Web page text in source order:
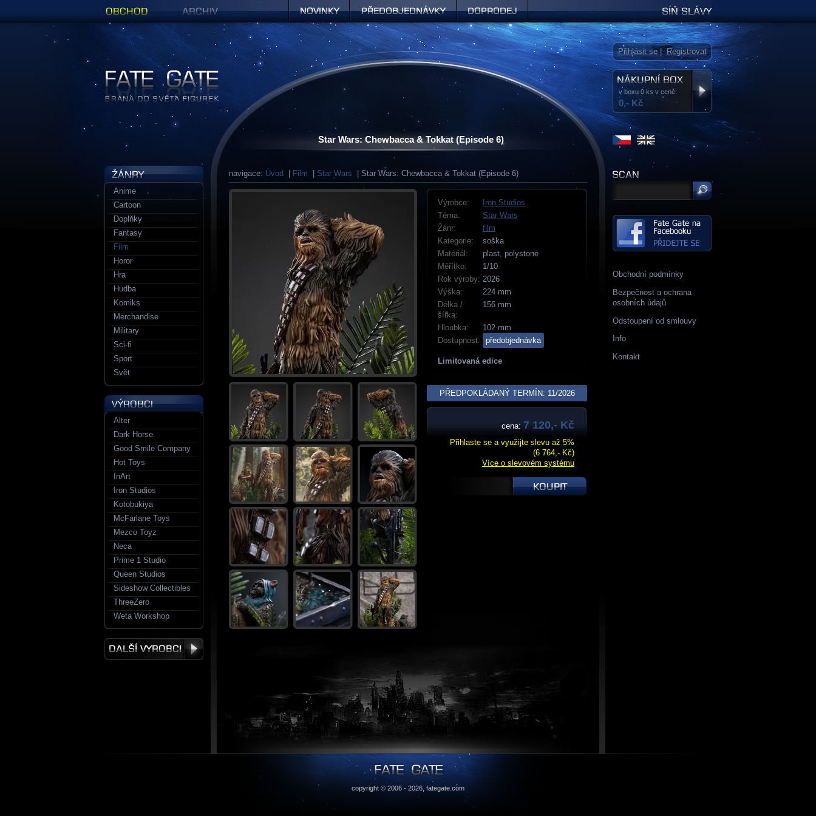
Star Wars: Chewbacca & Tokkat (Episode 6)
navigace: Úvod Film Star Wars | Star Wars: Chewbacca & Tokkat (Episode 6)
Výrobce:
Iron Studios
Téma:
Star Wars
Žánr:
film
Kategorie:
soška
Materiál:
plast, polystone
Měřítko:
1/10
Rok výroby: 2026
Výška:
224 mm
Délka /
šířka:
156 mm
Hloubka:
102 mm
Dostupnost:
předobjednávka
Limitovaná edice
PŘEDPOKLÁDANÝ TERMÍN: 11/2026
cena: 7 120,- Kč
Přihlaste se a využijte slevu až 5%
(6 764,- Kč)
Více o slevovém systému
Obchodní podmínky
Bezpečnost a ochrana
osobních údajů
Odstoupení od smlouvy
Info
Kontakt
Anime
Cartoon
Doplňky
Fantasy
Film
Horor
Hra
Hudba
Komiks
Merchandise
Military
Sci-fi
Sport
Svět
Alter
Dark Horse
Good Smile Company
Hot Toys
InArt
Iron Studios
Kotobukiya
McFarlane Toys
Mezco Toyz
Neca
Prime 1 Studio
Queen Studios
Sideshow Collectibles
ThreeZero
Weta Workshop
Figurky a sošky | Fate Gate
v boxu 0 ks v ceně:
0,- Kč
Přihlásit se|Registrovat
Předobjednávky Síň slávy
copyright © 2006 - 2026, fategate.com